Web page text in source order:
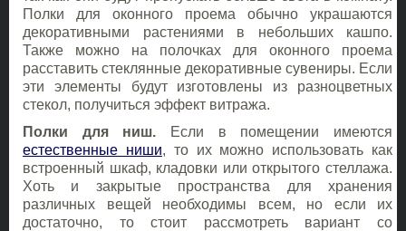
Полки для оконного проема обычно украшаются
декоративными растениями в небольших кашпо.
Также можно на полочках для оконного проема
расставить стеклянные декоративные сувениры. Если
эти элементы будут изготовлены из разноцветных
стекол, получиться эффект витража.
Полки для ниш. Если в помещении имеются
естественные ниши, то их можно использовать как
встроенный шкаф, кладовки или открытого стеллажа.
Хоть и закрытые пространства для хранения
различных вещей необходимы всем, но если их
достаточно, то стоит рассмотреть вариант со